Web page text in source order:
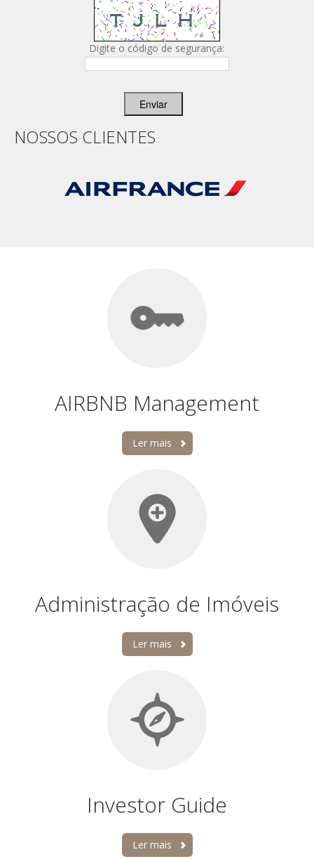
Digite o código de segurança:
Enviar
NOSSOS CLIENTES
AIRBNB Management
Ler mais
Administração de Imóveis
Ler mais
Investor Guide
Ler mais